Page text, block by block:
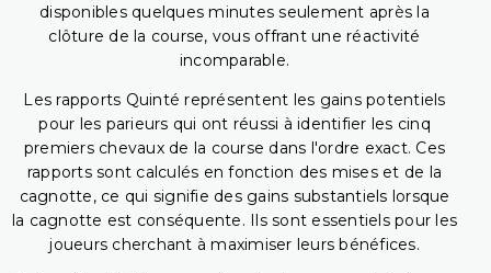
disponibles quelques minutes seulement après la
clôture de la course, vous offrant une réactivité
incomparable.
Les rapports Quinté représentent les gains potentiels
pour les parieurs qui ont réussi à identifier les cinq
premiers chevaux de la course dans l'ordre exact. Ces
rapports sont calculés en fonction des mises et de la
cagnotte, ce qui signifie des gains substantiels lorsque
la cagnotte est conséquente. Ils sont essentiels pour les
joueurs cherchant à maximiser leurs bénéfices.